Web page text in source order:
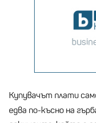
Купувачът плати
едва по-късно на